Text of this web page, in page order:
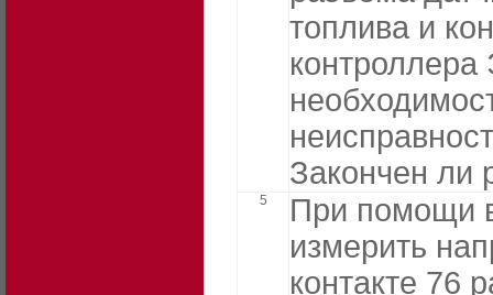
топлива и
Закончен ли
5
При помощи
измерить
контакте 76